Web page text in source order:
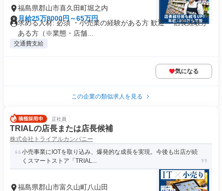
福島県郡山市喜久田町堀之内
月給25万8000円～65万円
求める人材: 必須 ・小売業の経験がある方 歓迎 ・店長経験が
ある方（※業態・店舗...
交通費支給
気になる
この企業の類似求人を見る
正社員
TRIALの店長または店長候補
株式会社トライアルカンパニー
小売事業にIOTを取り込み、爆発的な成長を実現。今後も出店が続
くスマートストア「TRIAL...
福島県郡山市富久山町八山田